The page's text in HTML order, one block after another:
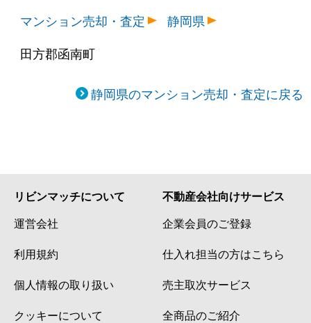
マンション売却・査定
静岡県
田方郡函南町
静岡県のマンション売却・査定に戻る
リビンマッチについて
運営会社
利用規約
個人情報の取り扱い
クッキーについて
不動産会社向けサービス
企業会員のご登録
仕入れ担当の方はこちら
売主取次サービス
全商品のご紹介